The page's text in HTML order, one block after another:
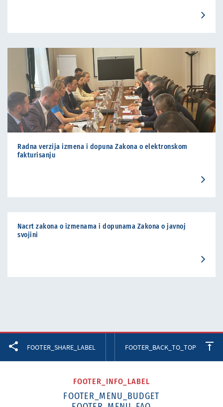
Radna verzija izmena i dopuna Zakona o elektronskom
fakturisanju
Nacrt zakona o izmenama i dopunama Zakona o javnoj
svojini
FOOTER_SHARE_LABEL FOOTER_BACK_TO_TOP
FOOTER_INFO_LABEL
FOOTER_MENU_BUDGET